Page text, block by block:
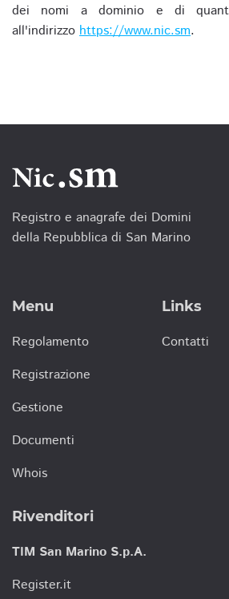
dei nomi a dominio e di
all'indirizzo https://www.nic.sm.
Registro e anagrafe dei Domini
della Repubblica di San Marino
Menu
Regolamento
Registrazione
Gestione
Documenti
Whois
Links
Contatti
Rivenditori
TIM San Marino S.p.A.
Register.it